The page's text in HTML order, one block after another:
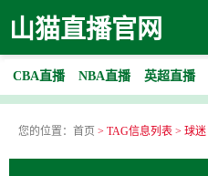
山猫直播官网
CBA直播 NBA直播 英超直播
您的位置： 首页 > TAG信息列表 > 球迷